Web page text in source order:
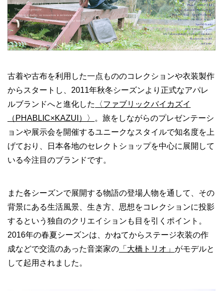
古着や古布を利用した一点もののコレクションや衣装製作
からスタートし、2011年秋冬シーズンより正式なアパレ
ルブランドへと進化した
〈ファブリックバイカズイ
（PHABLIC×KAZUI）〉
。旅をしながらのプレゼンテーシ
ョンや展示会を開催するユニークなスタイルで知名度を上
げており、日本各地のセレクトショップを中心に展開して
いる今注目のブランドです。
また各シーズンで展開する物語の登場人物を通して、その
背景にある生活風景、生き方、思想をコレクションに投影
するという独自のクリエイションも目を引くポイント。
2016年の春夏シーズンは、かねてからステージ衣装の作
成などで交流のあった音楽家の 「大橋トリオ」 がモデルと
して起用されました。